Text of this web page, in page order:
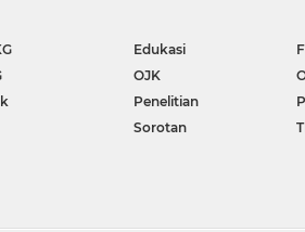
Edukasi
OJK
Penelitian
Sorotan